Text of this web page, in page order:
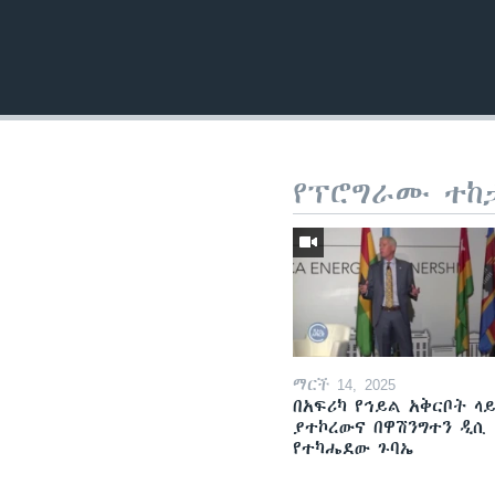
የፕሮግራሙ
ማርች 14, 2025
በአፍሪካ የኅይል አቅርቦት
ያተኮረውና በዋሽንግተን ዲሲ
የተካሔደው ጉባኤ